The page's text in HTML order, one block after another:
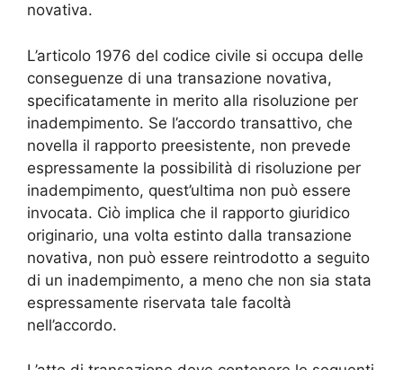
novativa.
L’articolo 1976 del codice civile si occupa delle
conseguenze di una transazione novativa,
specificatamente in merito alla risoluzione per
inadempimento. Se l’accordo transattivo, che
novella il rapporto preesistente, non prevede
espressamente la possibilità di risoluzione per
inadempimento, quest’ultima non può essere
invocata. Ciò implica che il rapporto giuridico
originario, una volta estinto dalla transazione
novativa, non può essere reintrodotto a seguito
di un inadempimento, a meno che non sia stata
espressamente riservata tale facoltà
nell’accordo.